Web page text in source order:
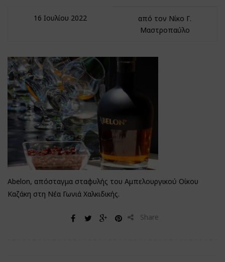
16 Ιουλίου 2022
από τον Νίκο Γ.
Μαστροπαύλο
Abelon, απόσταγμα σταφυλής του Αμπελουργικού Οίκου
Καζάκη στη Νέα Γωνιά Χαλκιδικής.
Share